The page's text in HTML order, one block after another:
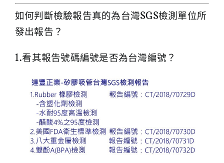
如何判斷檢驗報告真的為台灣SGS檢測單位所
發出報告？
1.看其報告號碼編號是否為台灣編號？